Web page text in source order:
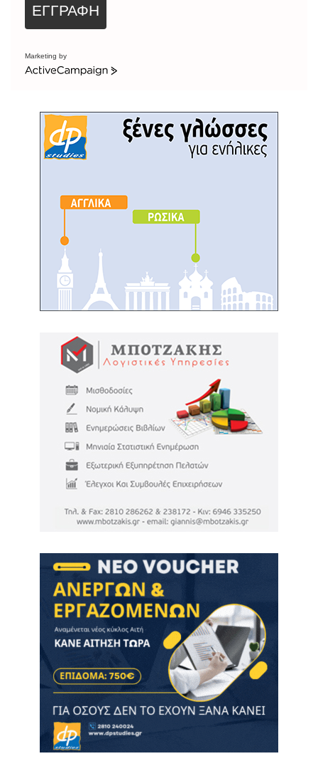
ΕΓΓΡΑΦΗ
Marketing by